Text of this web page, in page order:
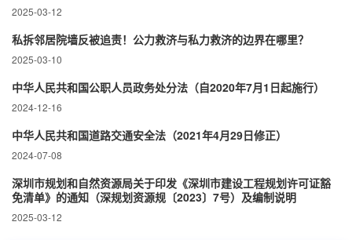
2025-03-12
私拆邻居院墙反被追责！公力救济与私力救济的边界在哪里？‌
2025-03-10
中华人民共和国公职人员政务处分法（自2020年7月1日起施行）
2024-12-16
中华人民共和国道路交通安全法（2021年4月29日修正）
2024-07-08
深圳市规划和自然资源局关于印发《深圳市建设工程规划许可证豁
免清单》的通知（深规划资源规〔2023〕7号）及编制说明
2025-03-12